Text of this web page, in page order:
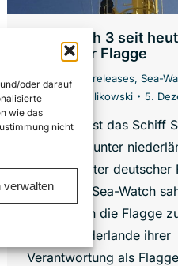
oder darauf
wie das
nicht
verwalten
Sea-Watch 3 seit
deutscher Flagge
News Press releases, Sea-
Von
Oliver Kulikowski 5.
Seit heute ist das Schiff
nicht mehr unter
sondern unter deutscher
registriert. Sea-Watch
gezwungen die Flagge
da die Niederlande ihrer
Verantwortung als